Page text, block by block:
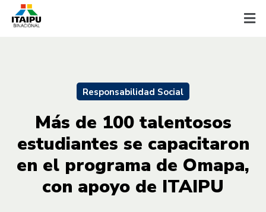
Responsabilidad Social
Más de 100 talentosos
estudiantes se capacitaron
en el programa de Omapa,
con apoyo de ITAIPU